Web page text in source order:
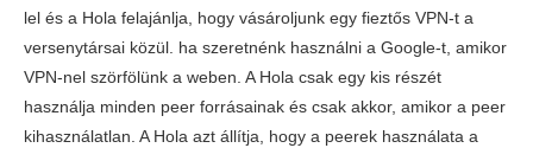
Megbízhatóság és támogatás 4.8
lel és a Hola felajánlja, hogy vásároljunk egy fieztős VPN-t a
versenytársai közül. ha szeretnénk használni a Google-t, amikor
VPN-nel szörfölünk a weben. A Hola csak egy kis részét
használja minden peer forrásainak és csak akkor, amikor a peer
kihasználatlan. A Hola azt állítja, hogy a peerek használata a